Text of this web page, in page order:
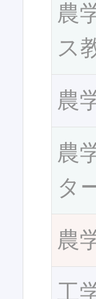
農
ス
農
農
タ
農
工